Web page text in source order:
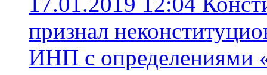
признал
ИНП с определениями